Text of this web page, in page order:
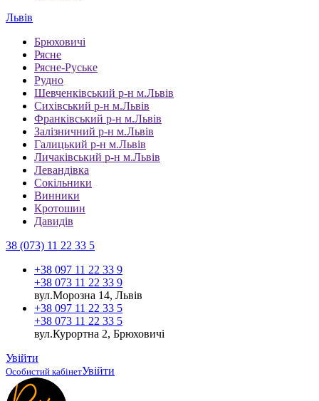
Львів
Брюховичі
Рясне
Рясне-Руське
Рудно
Шевченківський р-н м.Львів
Сихівський р-н м.Львів
Франківський р-н м.Львів
Залізничний р-н м.Львів
Галицький р-н м.Львів
Личаківський р-н м.Львів
Левандівка
Сокільники
Винники
Кротошин
Давидів
38 (073) 11 22 33 5
+38 097 11 22 33 9
+38 073 11 22 33 9
вул.Морозна 14, Львів
+38 097 11 22 33 5
+38 073 11 22 33 5
вул.Курортна 2, Брюховичі
Увійти
Особистий кабінетУвійти